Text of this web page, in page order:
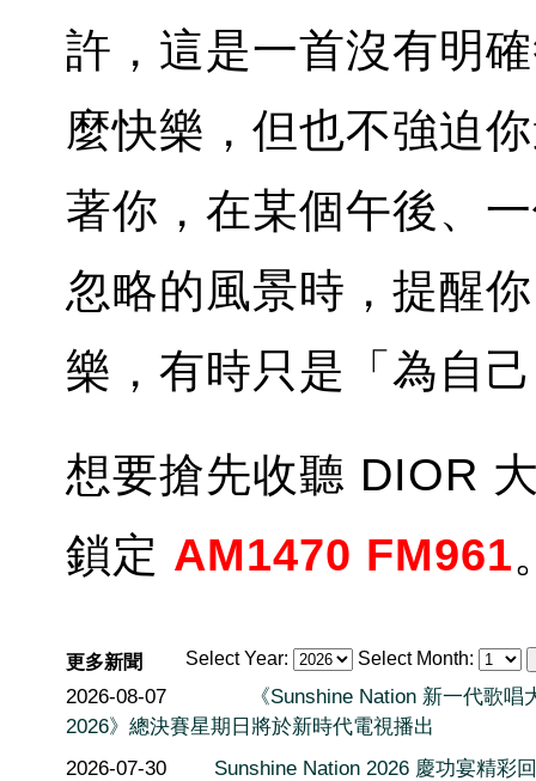
許，這是一首沒有明
麼快樂，但也不強迫
著你，在某個午後、
忽略的風景時，提醒
樂，有時只是「為自
想要搶先收聽 DIOR
鎖定 AM1470 FM961
Select Year: Select Month:
更多新聞
2026-08-07
《Sunshine Nation 新一代歌唱
2026》總決賽星期日將於新時代電視播出
2026-07-30
Sunshine Nation 2026 慶功宴精彩